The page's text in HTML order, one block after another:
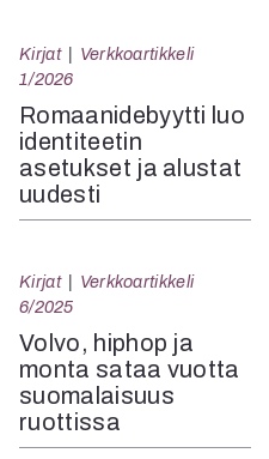
Kirjat
Verkkoartikkeli
1/2026
Romaanidebyytti luo
identiteetin
asetukset ja alustat
uudesti
Kirjat
Verkkoartikkeli
6/2025
Volvo, hiphop ja
monta sataa vuotta
suomalaisuus
ruottissa